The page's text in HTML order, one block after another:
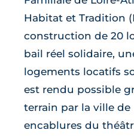
Habitat et Tradition
construction de 20
bail réel solidaire,
logements locatifs
est rendu possible
terrain par la ville de
encablures du